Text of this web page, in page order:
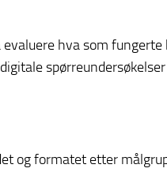
hva som fungerte
og formatet etter